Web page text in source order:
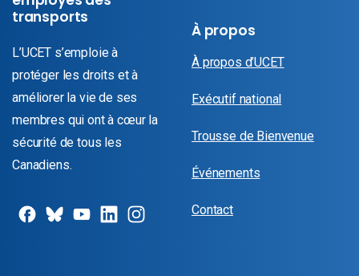
transports
L’UCET s’emploie à
protéger les droits et à
améliorer la vie de ses
membres qui ont à cœur la
sécurité de tous les
Canadiens.
À propos
À propos d’UCET
Exécutif national
Trousse de Bienvenue
Événements
Contact